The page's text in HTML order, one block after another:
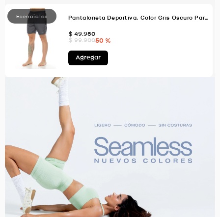
Pantaloneta Deportiva, Color Gris Oscuro Para Hombre
$ 49.950
$ 99.90050 %
Agregar